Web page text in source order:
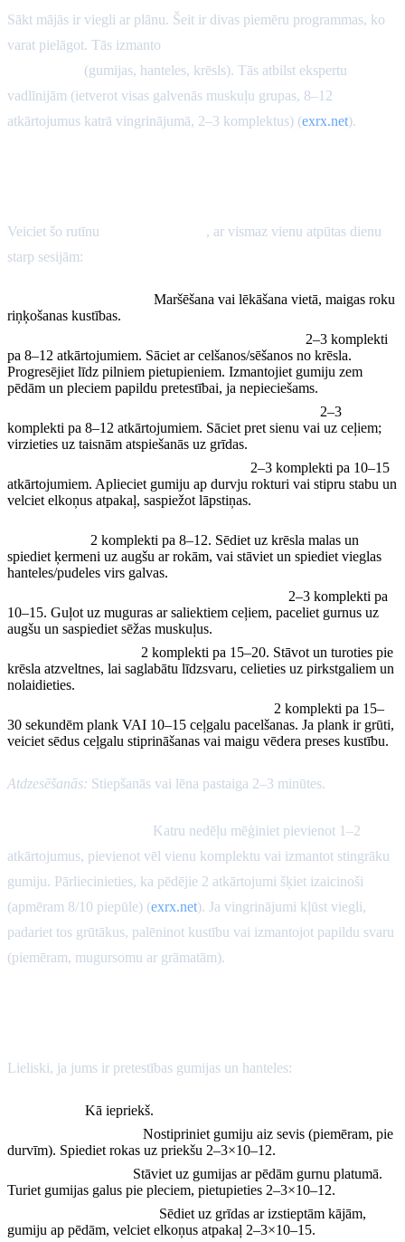
Sākt mājās ir viegli ar plānu. Šeit ir divas piemēru programmas, ko
varat pielāgot. Tās izmanto
(gumijas, hanteles, krēsls). Tās atbilst ekspertu
vadlīnijām (ietverot visas galvenās muskuļu grupas, 8–12
atkārtojumus katrā vingrinājumā, 2–3 komplektus) (exrx.net).
Veiciet šo rutīnu
, ar vismaz vienu atpūtas dienu
starp sesijām:
Maršēšana vai lēkāšana vietā, maigas roku
riņķošanas kustības.
2–3 komplekti
pa 8–12 atkārtojumiem. Sāciet ar celšanos/sēšanos no krēsla.
Progresējiet līdz pilniem pietupieniem. Izmantojiet gumiju zem
pēdām un pleciem papildu pretestībai, ja nepieciešams.
2–3
komplekti pa 8–12 atkārtojumiem. Sāciet pret sienu vai uz ceļiem;
virzieties uz taisnām atspiešanās uz grīdas.
2–3 komplekti pa 10–15
atkārtojumiem. Aplieciet gumiju ap durvju rokturi vai stipru stabu un
velciet elkoņus atpakaļ, saspiežot lāpstiņas.
2 komplekti pa 8–12. Sēdiet uz krēsla malas un
spiediet ķermeni uz augšu ar rokām, vai stāviet un spiediet vieglas
hanteles/pudeles virs galvas.
2–3 komplekti pa
10–15. Guļot uz muguras ar saliektiem ceļiem, paceliet gurnus uz
augšu un saspiediet sēžas muskuļus.
2 komplekti pa 15–20. Stāvot un turoties pie
krēsla atzveltnes, lai saglabātu līdzsvaru, celieties uz pirkstgaliem un
nolaidieties.
2 komplekti pa 15–
30 sekundēm plank VAI 10–15 ceļgalu pacelšanas. Ja plank ir grūti,
veiciet sēdus ceļgalu stiprināšanas vai maigu vēdera preses kustību.
Atdzesēšanās: Stiepšanās vai lēna pastaiga 2–3 minūtes.
Katru nedēļu mēģiniet pievienot 1–2
atkārtojumus, pievienot vēl vienu komplektu vai izmantot stingrāku
gumiju. Pārliecinieties, ka pēdējie 2 atkārtojumi šķiet izaicinoši
(apmēram 8/10 piepūle) (exrx.net). Ja vingrinājumi kļūst viegli,
padariet tos grūtākus, palēninot kustību vai izmantojot papildu svaru
(piemēram, mugursomu ar grāmatām).
Lieliski, ja jums ir pretestības gumijas un hanteles:
Kā iepriekš.
Nostipriniet gumiju aiz sevis (piemēram, pie
durvīm). Spiediet rokas uz priekšu 2–3×10–12.
Stāviet uz gumijas ar pēdām gurnu platumā.
Turiet gumijas galus pie pleciem, pietupieties 2–3×10–12.
Sēdiet uz grīdas ar izstieptām kājām,
gumiju ap pēdām, velciet elkoņus atpakaļ 2–3×10–15.